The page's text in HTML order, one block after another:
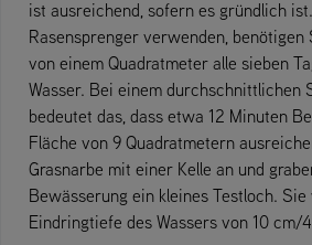
ist ausreichend, sofern es gründlich
Rasensprenger verwenden,
von einem Quadratmeter alle sieben
Wasser. Bei einem durchschnittlichen
bedeutet das, dass etwa 12 Minuten
Fläche von 9 Quadratmetern
Grasnarbe mit einer Kelle an und
Bewässerung ein kleines Testloch. Sie
Eindringtiefe des Wassers von 10 cm/